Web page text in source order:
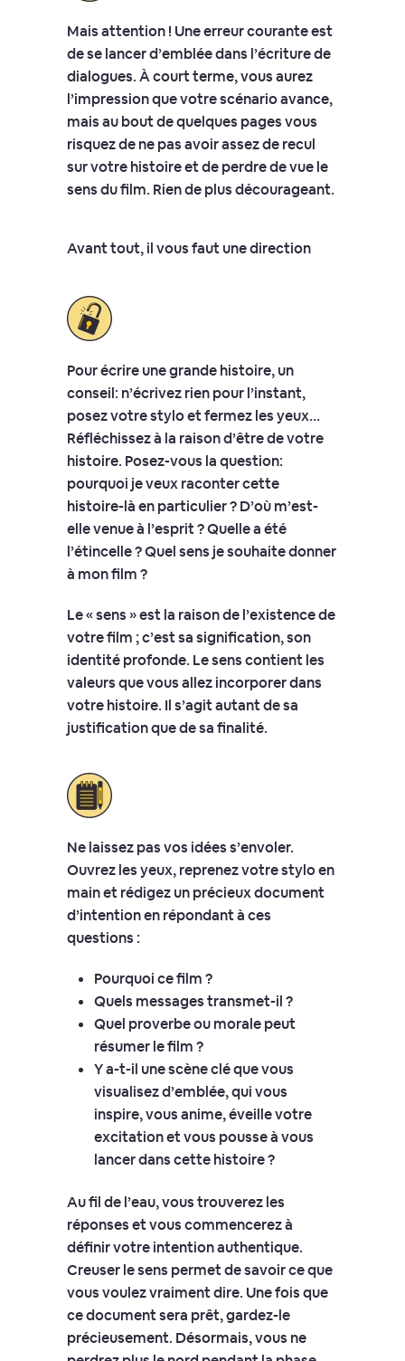
Mais attention ! Une erreur courante est
de se lancer d’emblée dans l’écriture de
dialogues. À court terme, vous aurez
l’impression que votre scénario avance,
mais au bout de quelques pages vous
risquez de ne pas avoir assez de recul
sur votre histoire et de perdre de vue le
sens du film. Rien de plus décourageant.
Avant tout, il vous faut une direction
Pour écrire une grande histoire, un
conseil: n’écrivez rien pour l’instant,
posez votre stylo et fermez les yeux…
Réfléchissez à la raison d’être de votre
histoire. Posez-vous la question:
pourquoi je veux raconter cette
histoire-là en particulier ? D’où m’est-
elle venue à l’esprit ? Quelle a été
l’étincelle ? Quel sens je souhaite donner
à mon film ?
Le « sens » est la raison de l’existence de
votre film ; c’est sa signification, son
identité profonde. Le sens contient les
valeurs que vous allez incorporer dans
votre histoire. Il s’agit autant de sa
justification que de sa finalité.
Ne laissez pas vos idées s’envoler.
Ouvrez les yeux, reprenez votre stylo en
main et rédigez un précieux document
d’intention en répondant à ces
questions :
Pourquoi ce film ?
Quels messages transmet-il ?
Quel proverbe ou morale peut
résumer le film ?
Y a-t-il une scène clé que vous
visualisez d’emblée, qui vous
inspire, vous anime, éveille votre
excitation et vous pousse à vous
lancer dans cette histoire ?
Au fil de l’eau, vous trouverez les
réponses et vous commencerez à
définir votre intention authentique.
Creuser le sens permet de savoir ce que
vous voulez vraiment dire. Une fois que
ce document sera prêt, gardez-le
précieusement. Désormais, vous ne